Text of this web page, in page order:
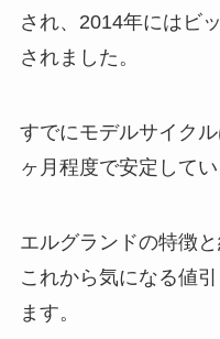
され、2014年にはビ
されました。
すでにモデルサイク
ヶ月程度で安定してい
エルグランドの特徴
これから気になる値
ます。